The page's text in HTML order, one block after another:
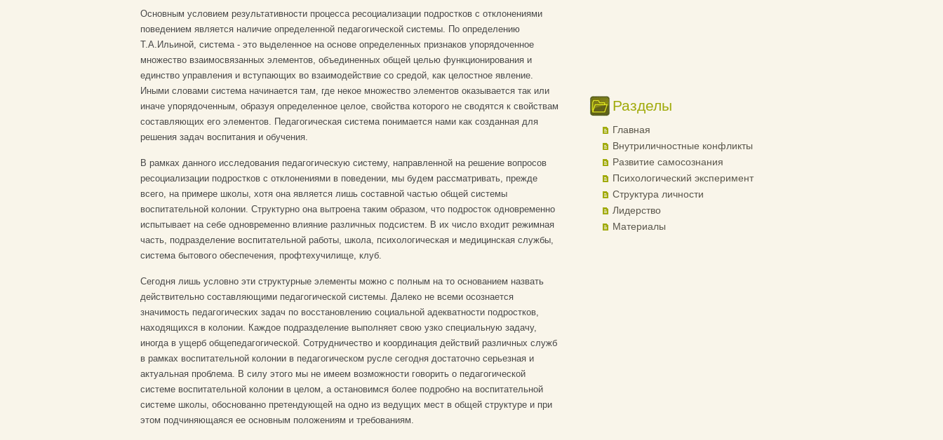
Основным условием результативности процесса ресоциализации подростков с отклонениями
поведением является наличие определенной педагогической системы. По определению
Т.А.Ильиной, система - это выделенное на основе определенных признаков упорядоченное
множество взаимосвязанных элементов, объединенных общей целью функционирования и
единство управления и вступающих во взаимодействие со средой, как целостное явление.
Иными словами система начинается там, где некое множество элементов оказывается так или
иначе упорядоченным, образуя определенное целое, свойства которого не сводятся к свойствам
составляющих его элементов. Педагогическая система понимается нами как созданная для
решения задач воспитания и обучения.
В рамках данного исследования педагогическую систему, направленной на решение вопросов
ресоциализации подростков с отклонениями в поведении, мы будем рассматривать, прежде
всего, на примере школы, хотя она является лишь составной частью общей системы
воспитательной колонии. Структурно она вытроена таким образом, что подросток одновременно
испытывает на себе одновременно влияние различных подсистем. В их число входит режимная
часть, подразделение воспитательной работы, школа, психологическая и медицинская службы,
система бытового обеспечения, профтехучилище, клуб.
Сегодня лишь условно эти структурные элементы можно с полным на то основанием назвать
действительно составляющими педагогической системы. Далеко не всеми осознается
значимость педагогических задач по восстановлению социальной адекватности подростков,
находящихся в колонии. Каждое подразделение выполняет свою узко специальную задачу,
иногда в ущерб общепедагогической. Сотрудничество и координация действий различных служб
в рамках воспитательной колонии в педагогическом русле сегодня достаточно серьезная и
актуальная проблема. В силу этого мы не имеем возможности говорить о педагогической
системе воспитательной колонии в целом, а остановимся более подробно на воспитательной
системе школы, обоснованно претендующей на одно из ведущих мест в общей структуре и при
этом подчиняющаяся ее основным положениям и требованиям.
Разделы
Главная
Внутриличностные конфликты
Развитие самосознания
Психологический эксперимент
Структура личности
Лидерство
Материалы